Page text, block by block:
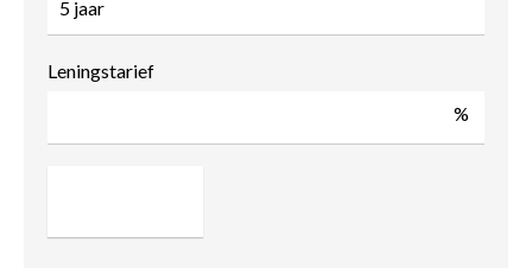
Leningstarief
%